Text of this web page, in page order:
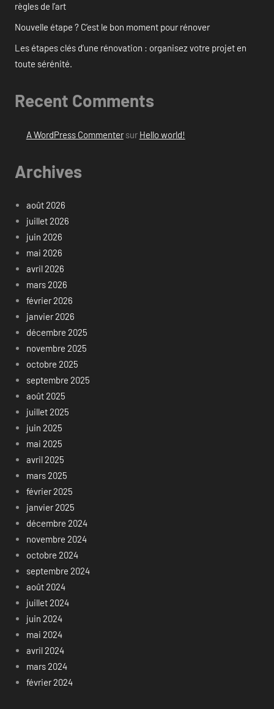
règles de l’art
Nouvelle étape ? C’est le bon moment pour rénover
Les étapes clés d’une rénovation : organisez votre projet en
toute sérénité.
Recent Comments
A WordPress Commentersur Hello world!
Archives
août 2026
juillet 2026
juin 2026
mai 2026
avril 2026
mars 2026
février 2026
janvier 2026
décembre 2025
novembre 2025
octobre 2025
septembre 2025
août 2025
juillet 2025
juin 2025
mai 2025
avril 2025
mars 2025
février 2025
janvier 2025
décembre 2024
novembre 2024
octobre 2024
septembre 2024
août 2024
juillet 2024
juin 2024
mai 2024
avril 2024
mars 2024
février 2024